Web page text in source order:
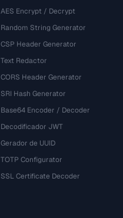
AES Encrypt / Decrypt
Random String Generator
CSP Header Generator
Text Redactor
CORS Header Generator
SRI Hash Generator
Base64 Encoder / Decoder
Decodificador JWT
Gerador de UUID
TOTP Configurator
SSL Certificate Decoder